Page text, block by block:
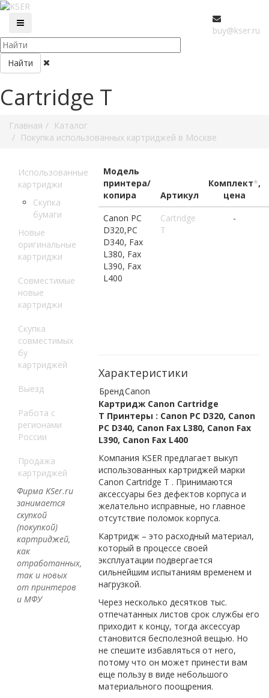
buy@kser.ru
Найти
Cartridge T
Главная
Каталог
Покупка использованных картриджей в Москве
Использованные
картриджи
Скупка
бумаги
Новые
оригинальные
картриджи
Совместимые
новые
картриджи
Скупка
совместимых
бу
картриджей
Выезд
Работа с
регионами
России
Продажа
картриджей
Фирма KSer.ru
занимается
скупкой
(покупкой)
картриджей,
как
отработанных,
так и новых
от принтеров
и МФУ
Модель
принтера/
копира
Артикул
Комплект*,
цена
Canon PC
D320,PC
D340, Fax
L380, Fax
L390, Fax
L400
Cartridge
T
-
Характеристики
БрендCanon
Картридж Canon Cartridge
T Принтеры : Canon PC D320, Canon
PC D340, Canon Fax L380, Canon Fax
L390, Canon Fax L400
Компания KSER предлагает выкуп
использованных картриджей марки
Canon Cartridge T . Принимаются
аксессуары без дефектов корпуса и
желательно исправные, но главное
отсутствие поломок корпуса.
Картридж – это расходный материал,
который в процессе своей
эксплуатации подвергается
сильнейшим испытаниям временем и
нагрузкой.
Через несколько десятков тыс.
отпечатанных листов срок службы его
приходит к концу, тогда аксессуар
становится бесполезной вещью. Но
не спешите избавляться от него,
потому что он может принести вам
еще пользу в виде небольшого
материального поощрения.